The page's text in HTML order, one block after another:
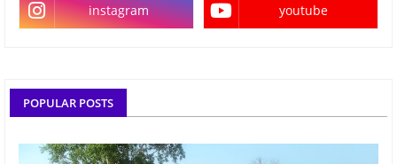
instagram youtube
POPULAR POSTS